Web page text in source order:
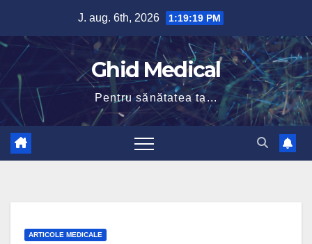
content
J. aug. 6th, 2026 1:19:20 PM
Ghid Medical
Pentru sănătatea ta...
ARTICOLE MEDICALE